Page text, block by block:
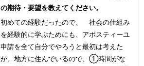
の期待・要望を教えてください。
初めての経験だったので、 社会の仕組み
を経験的に学ぶためにも、アポスティーユ
申請を全て自分でやろうと最初は考えた
が、地方に住んでいるので、①時間がな